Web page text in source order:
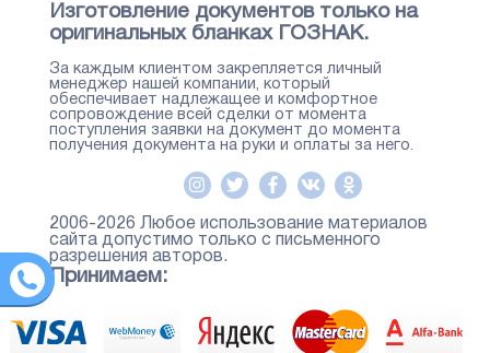
Изготовление документов только на
оригинальных бланках ГОЗНАК.
За каждым клиентом закрепляется личный
менеджер нашей компании, который
обеспечивает надлежащее и комфортное
сопровождение всей сделки от момента
поступления заявки на документ до момента
получения документа на руки и оплаты за него.
2006-2026 Любое использование материалов
сайта допустимо только с письменного
разрешения авторов.
Принимаем: